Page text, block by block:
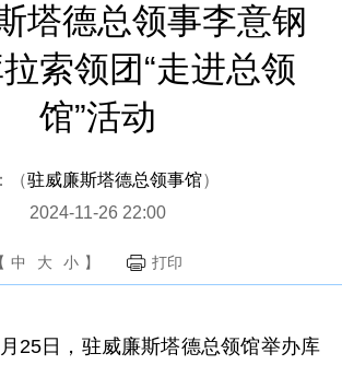
塔德总领事李意钢
索领团“走进总领
馆”活动
（驻威廉斯塔德总领事馆）
2024-11-26 22:00
【 中 大 小 】 打印
25日，驻威廉斯塔德总领馆举办库